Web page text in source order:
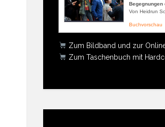
Begegnungen
Von Heidrun
Buchvorschau
Zum Bildband und zur
Zum Taschenbuch mit